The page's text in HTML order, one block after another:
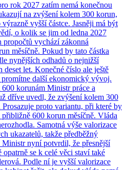
rok 2027 zatím nemá konečnou
na zvýšení kolem 300 korun,
vyšší částce. Jasněji má být
o kolik se jim od ledna 2027
propočtů vychází zákonná
měsíčně. Pokud by tato částka
nynějších odhadů o nejnižší
let. Konečné číslo ale ještě
další ekonomický vývoj.
korunám Ministr práce a
dříve uvedl, že zvýšení kolem 300
proto variantu, při které by
600 korun měsíčně. Vláda
Samotná výše valorizace
ukazatelů, takže předběžný
Ministr nyní potvrdil, že přesnější
se k celé věci staví také
Podle ní je vyšší valorizace